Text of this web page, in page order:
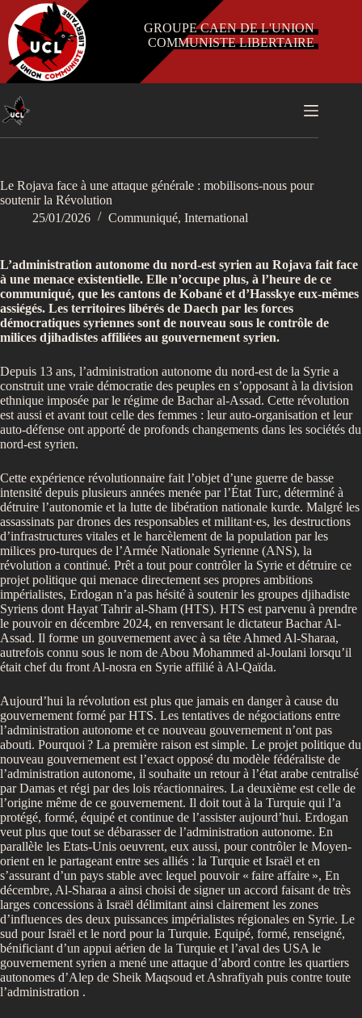
Passer
contenu
GROUPE CAEN DE L'UNION
COMMUNISTE LIBERTAIRE
Le Rojava face à une attaque générale : mobilisons-nous pour
soutenir la Révolution
25/01/2026
Communiqué, International
L’administration autonome du nord-est syrien au Rojava fait face
à une menace existentielle. Elle n’occupe plus, à l’heure de ce
communiqué, que les cantons de Kobané et d’Hasskye eux-mêmes
assiégés. Les territoires libérés de Daech par les forces
démocratiques syriennes sont de nouveau sous le contrôle de
milices djihadistes affiliées au gouvernement syrien.
Depuis 13 ans, l’administration autonome du nord-est de la Syrie a
construit une vraie démocratie des peuples en s’opposant à la division
ethnique imposée par le régime de Bachar al-Assad. Cette révolution
est aussi et avant tout celle des femmes : leur auto-organisation et leur
auto-défense ont apporté de profonds changements dans les sociétés du
nord-est syrien.
Cette expérience révolutionnaire fait l’objet d’une guerre de basse
intensité depuis plusieurs années menée par l’État Turc, déterminé à
détruire l’autonomie et la lutte de libération nationale kurde. Malgré les
assassinats par drones des responsables et militant·es, les destructions
d’infrastructures vitales et le harcèlement de la population par les
milices pro-turques de l’Armée Nationale Syrienne (ANS), la
révolution a continué. Prêt a tout pour contrôler la Syrie et détruire ce
projet politique qui menace directement ses propres ambitions
impérialistes, Erdogan n’a pas hésité à soutenir les groupes djihadiste
Syriens dont Hayat Tahrir al-Sham (HTS). HTS est parvenu à prendre
le pouvoir en décembre 2024, en renversant le dictateur Bachar Al-
Assad. Il forme un gouvernement avec à sa tête Ahmed Al-Sharaa,
autrefois connu sous le nom de Abou Mohammed al-Joulani lorsqu’il
était chef du front Al-nosra en Syrie affilié à Al-Qaïda.
Aujourd’hui la révolution est plus que jamais en danger à cause du
gouvernement formé par HTS. Les tentatives de négociations entre
l’administration autonome et ce nouveau gouvernement n’ont pas
abouti. Pourquoi ? La première raison est simple. Le projet politique du
nouveau gouvernement est l’exact opposé du modèle fédéraliste de
l’administration autonome, il souhaite un retour à l’état arabe centralisé
par Damas et régi par des lois réactionnaires. La deuxième est celle de
l’origine même de ce gouvernement. Il doit tout à la Turquie qui l’a
protégé, formé, équipé et continue de l’assister aujourd’hui. Erdogan
veut plus que tout se débarasser de l’administration autonome. En
parallèle les Etats-Unis oeuvrent, eux aussi, pour contrôler le Moyen-
orient en le partageant entre ses alliés : la Turquie et Israël et en
s’assurant d’un pays stable avec lequel pouvoir « faire affaire », En
décembre, Al-Sharaa a ainsi choisi de signer un accord faisant de très
larges concessions à Israël délimitant ainsi clairement les zones
d’influences des deux puissances impérialistes régionales en Syrie. Le
sud pour Israël et le nord pour la Turquie. Equipé, formé, renseigné,
bénificiant d’un appui aérien de la Turquie et l’aval des USA le
gouvernement syrien a mené une attaque d’abord contre les quartiers
autonomes d’Alep de Sheik Maqsoud et Ashrafiyah puis contre toute
l’administration .